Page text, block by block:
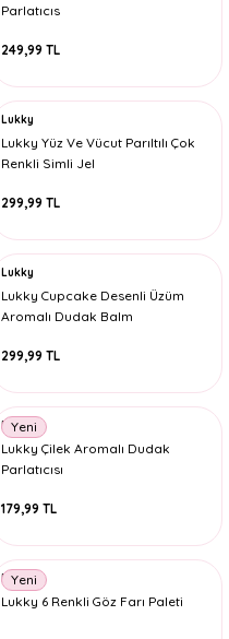
Parlatıcıs
249,99 TL
Lukky
Lukky Yüz Ve Vücut Parıltılı Çok
Renkli Simli Jel
299,99 TL
Lukky
Lukky Cupcake Desenli Üzüm
Aromalı Dudak Balm
299,99 TL
Yeni
Lukky
Lukky Çilek Aromalı Dudak
Parlatıcısı
179,99 TL
Yeni
Lukky
Lukky 6 Renkli Göz Farı Paleti